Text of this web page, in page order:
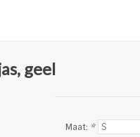
geel
Maat: *